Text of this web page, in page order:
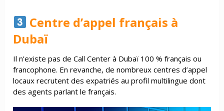
Centre d’appel français à
Dubaï
Il n’existe pas de Call Center à Dubaï 100 % français ou
francophone. En revanche, de nombreux centres d’appel
locaux recrutent des expatriés au profil multilingue dont
des agents parlant le français.